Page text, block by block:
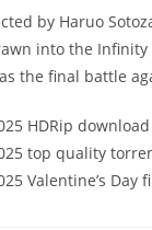
by Haruo
into the
the final battle
HDRip
top quality
Valentine’s Day